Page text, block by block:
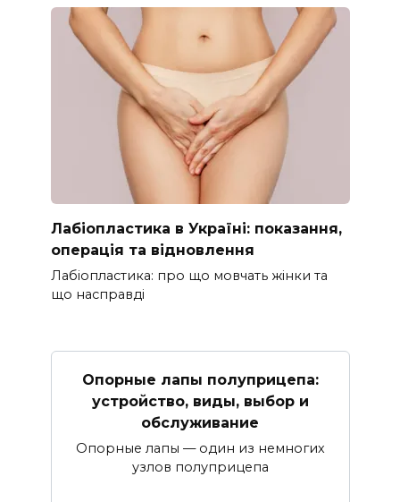
Лабіопластика в Україні: показання,
операція та відновлення
Лабіопластика: про що мовчать жінки та
що насправді
Опорные лапы полуприцепа:
устройство, виды, выбор и
обслуживание
Опорные лапы — один из немногих
узлов полуприцепа